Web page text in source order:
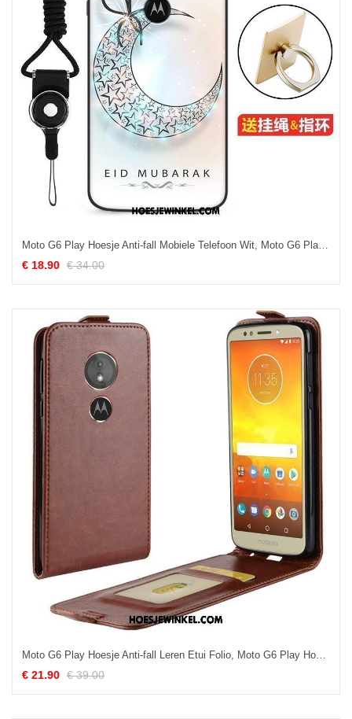
Moto G6 Play Hoesje Anti-fall Mobiele Telefoon Wit, Moto G6 Play Hoesje Siliconen Trend
€ 18.90 € 34.00
Moto G6 Play Hoesje Anti-fall Leren Etui Folio, Moto G6 Play Hoesje Mobiele Telefoon Hoes Braun
€ 21.90 € 39.00